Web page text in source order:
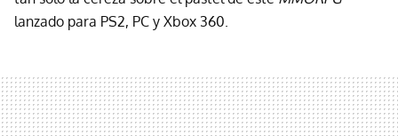
lanzado para PS2, PC y Xbox 360.